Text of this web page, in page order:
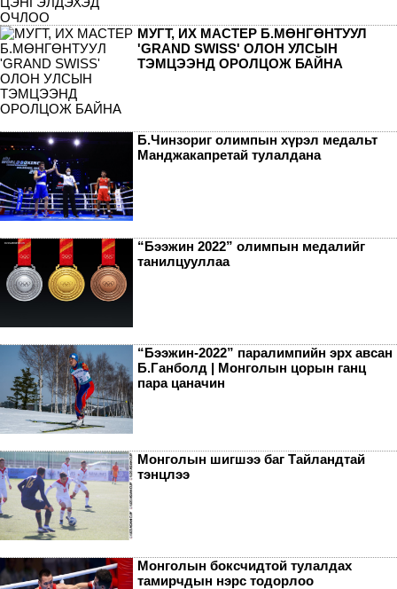
МУГТ, ИХ МАСТЕР Б.МӨНГӨНТУУЛ
'GRAND SWISS' ОЛОН УЛСЫН
ТЭМЦЭЭНД ОРОЛЦОЖ БАЙНА
Б.Чинзориг олимпын хүрэл медальт
Манджакапретай тулалдана
“Бээжин 2022” олимпын медалийг
танилцууллаа
“Бээжин-2022” паралимпийн эрх авсан
Б.Ганболд | Монголын цорын ганц
пара цаначин
Монголын шигшээ баг Тайландтай
тэнцлээ
Монголын боксчидтой тулалдах
тамирчдын нэрс тодорлоо